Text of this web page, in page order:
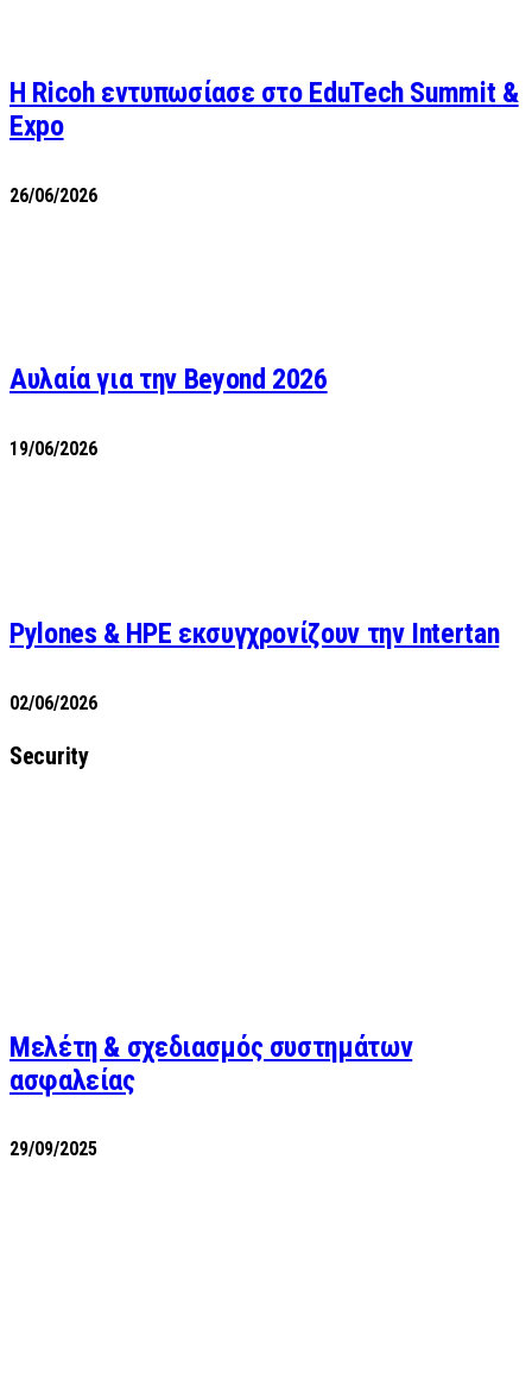
Η Ricoh εντυπωσίασε στο EduTech Summit &
Expo
26/06/2026
Αυλαία για την Beyond 2026
19/06/2026
Pylones & HPE εκσυγχρονίζουν την Intertan
02/06/2026
Security
Μελέτη & σχεδιασμός συστημάτων
ασφαλείας
29/09/2025